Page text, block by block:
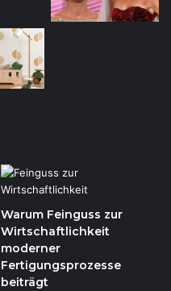
Warum Feinguss zur
Wirtschaftlichkeit
moderner
Fertigungsprozesse
beiträgt